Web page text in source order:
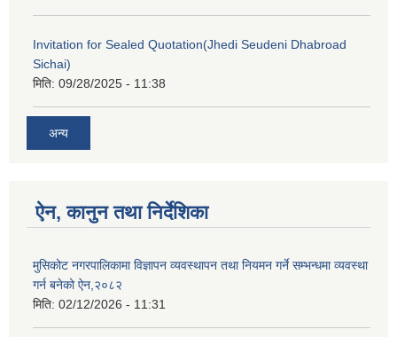
Invitation for Sealed Quotation(Jhedi Seudeni Dhabroad
Sichai)
मिति: 09/28/2025 - 11:38
अन्य
ऐन, कानुन तथा निर्देशिका
मुसिकोट नगरपालिकामा विज्ञापन व्यवस्थापन तथा नियमन गर्ने सम्भन्धमा व्यवस्था
गर्न बनेको ऐन,२०८२
मिति: 02/12/2026 - 11:31